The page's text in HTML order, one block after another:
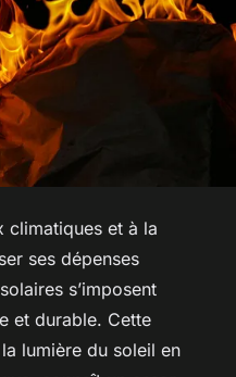
climatiques et à la
ses dépenses
s’imposent
et durable. Cette
lumière du soleil en